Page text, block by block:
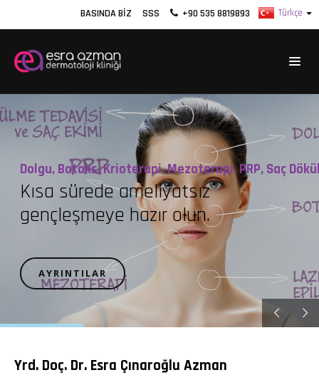
BASINDA BIZ SSS +90 535 8819893
Kısa sürede ameliyatsız
gençleşmeye hazır olun.
Dolgu, Botoks, Krioterapi, Mezoterapi, PRP, Saç
AYRINTILAR
Yrd. Doç. Dr. Esra Çınaroğlu Azman